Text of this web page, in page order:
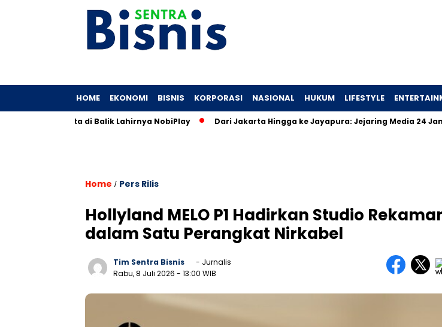
HOME EKONOMI BISNIS KORPORASI NASIONAL HUKUM LIFESTYLE
Cerita di Balik Lahirnya NobiPlay Dari Jakarta Hingga ke Jayapura: Jejaring Media 24 Jam
Home / Pers Rilis
Hollyland MELO P1 Hadirkan Studio
dalam Satu Perangkat Nirkabel
Tim Sentra Bisnis
- Jurnalis
Rabu, 8 Juli 2026 - 13:00 WIB